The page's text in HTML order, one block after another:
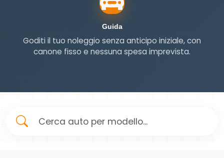
Guida
Guida
Goditi il tuo noleggio senza anticipo iniziale, con
canone fisso e nessuna spesa imprevista.